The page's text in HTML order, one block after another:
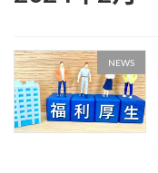
NEWS